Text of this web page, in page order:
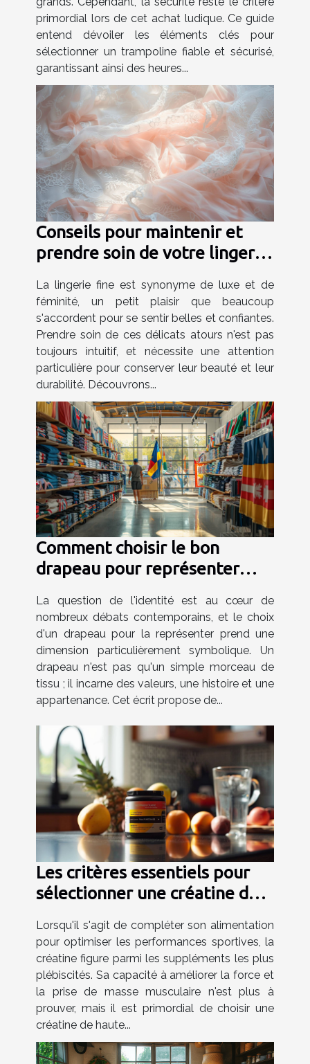
primordial lors de cet achat ludique. Ce guide
entend dévoiler les éléments clés pour
sélectionner un trampoline fiable et sécurisé,
garantissant ainsi des heures...
Conseils pour maintenir et
prendre soin de votre lingerie
La lingerie fine est synonyme de luxe et de
féminité, un petit plaisir que beaucoup
s'accordent pour se sentir belles et confiantes.
Prendre soin de ces délicats atours n'est pas
toujours intuitif, et nécessite une attention
particulière pour conserver leur beauté et leur
durabilité. Découvrons...
Comment choisir le bon
drapeau pour représenter
La question de l'identité est au cœur de
nombreux débats contemporains, et le choix
d'un drapeau pour la représenter prend une
dimension particulièrement symbolique. Un
drapeau n'est pas qu'un simple morceau de
tissu ; il incarne des valeurs, une histoire et une
appartenance. Cet écrit propose de...
Les critères essentiels pour
sélectionner une créatine de
Lorsqu'il s'agit de compléter son alimentation
pour optimiser les performances sportives, la
créatine figure parmi les suppléments les plus
plébiscités. Sa capacité à améliorer la force et
la prise de masse musculaire n'est plus à
prouver, mais il est primordial de choisir une
créatine de haute...